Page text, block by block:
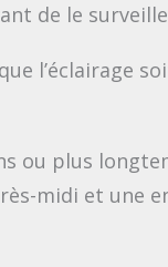
de le
l’éclairage
ou plus
midi et une